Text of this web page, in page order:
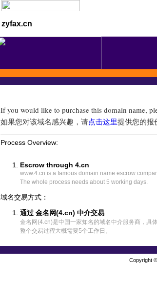
zyfax.cn
If you would like to purchase this domain name,
如果您对该域名感兴趣，请点击这里提供您的报
Process Overview:
Escrow through 4.cn
www.4.cn is a famous domain name escrow
The whole process needs about 5 working days.
域名交易方式：
通过 金名网(4.cn) 中介交易
金名网(4.cn)是中国一家知名的域名中介服务商，具
整个交易过程大概需要5个工作日。
Copyright